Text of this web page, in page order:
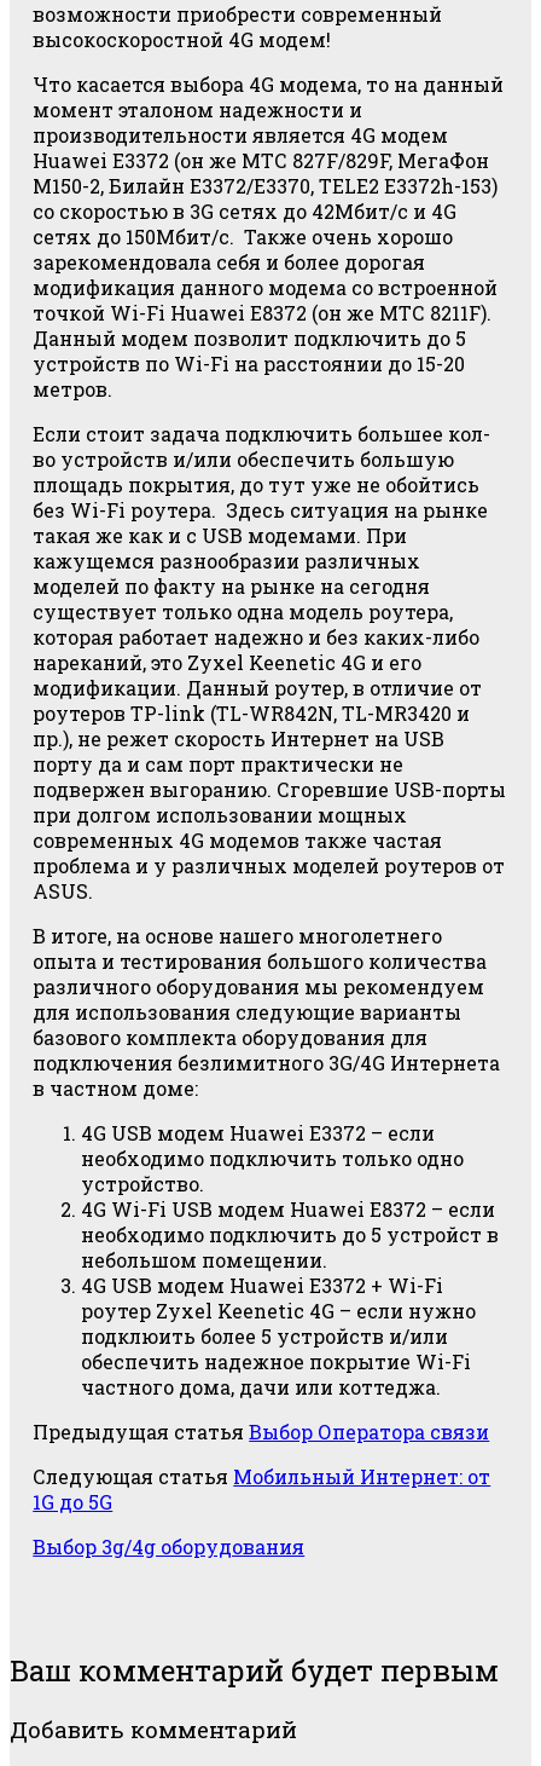
возможности приобрести современный
высокоскоростной 4G модем!
Что касается выбора 4G модема, то на данный
момент эталоном надежности и
производительности является 4G модем
Huawei E3372 (он же МТС 827F/829F, МегаФон
M150-2, Билайн E3372/E3370, TELE2 E3372h-153)
со скоростью в 3G сетях до 42Мбит/с и 4G
сетях до 150Мбит/с. Также очень хорошо
зарекомендовала себя и более дорогая
модификация данного модема со встроенной
точкой Wi-Fi Huawei E8372 (он же МТС 8211F).
Данный модем позволит подключить до 5
устройств по Wi-Fi на расстоянии до 15-20
метров.
Если стоит задача подключить большее кол-
во устройств и/или обеспечить большую
площадь покрытия, до тут уже не обойтись
без Wi-Fi роутера. Здесь ситуация на рынке
такая же как и с USB модемами. При
кажущемся разнообразии различных
моделей по факту на рынке на сегодня
существует только одна модель роутера,
которая работает надежно и без каких-либо
нареканий, это Zyxel Keenetic 4G и его
модификации. Данный роутер, в отличие от
роутеров TP-link (TL-WR842N, TL-MR3420 и
пр.), не режет скорость Интернет на USB
порту да и сам порт практически не
подвержен выгоранию. Сгоревшие USB-порты
при долгом использовании мощных
современных 4G модемов также частая
проблема и у различных моделей роутеров от
ASUS.
В итоге, на основе нашего многолетнего
опыта и тестирования большого количества
различного оборудования мы рекомендуем
для использования следующие варианты
базового комплекта оборудования для
подключения безлимитного 3G/4G Интернета
в частном доме:
4G USB модем Huawei E3372 – если
необходимо подключить только одно
устройство.
4G Wi-Fi USB модем Huawei E8372 – если
необходимо подключить до 5 устройст в
небольшом помещении.
4G USB модем Huawei E3372 + Wi-Fi
роутер Zyxel Keenetic 4G – если нужно
подклюить более 5 устройств и/или
обеспечить надежное покрытие Wi-Fi
частного дома, дачи или коттеджа.
Предыдущая статья Выбор Оператора связи
Следующая статья Мобильный Интернет: от
1G до 5G
Выбор 3g/4g оборудования
Ваш комментарий будет первым
Добавить комментарий